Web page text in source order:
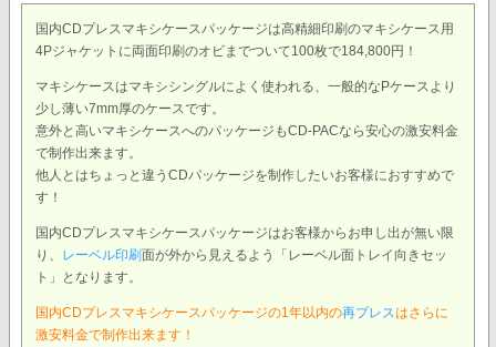
国内CDプレスマキシケースパッケージは高精細印刷のマキシケース用
4Pジャケットに両面印刷のオビまでついて100枚で184,800円！
マキシケースはマキシシングルによく使われる、一般的なPケースより
少し薄い7mm厚のケースです。
意外と高いマキシケースへのパッケージもCD-PACなら安心の激安料金
で制作出来ます。
他人とはちょっと違うCDパッケージを制作したいお客様におすすめで
す！
国内CDプレスマキシケースパッケージはお客様からお申し出が無い限
り、 レーベル印刷面が外から見えるよう「レーベル面トレイ向きセッ
ト」となります。
国内CDプレスマキシケースパッケージの1年以内の再プレスはさらに
激安料金で制作出来ます！